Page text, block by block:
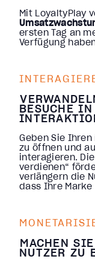
Mit LoyaltyPlay
ersten Tag an
Verfügung
BESUCHE IN
Geben Sie
zu öffnen und
interagieren.
verdienen“
verlängern die
dass Ihre
MACHEN
NUTZER ZU